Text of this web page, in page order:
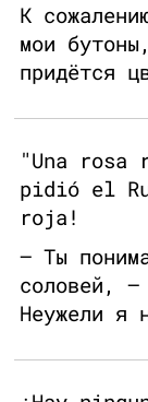
К
мои
придётся
"Una
pidió el
roja!
— Ты
соловей, —
Неужели я